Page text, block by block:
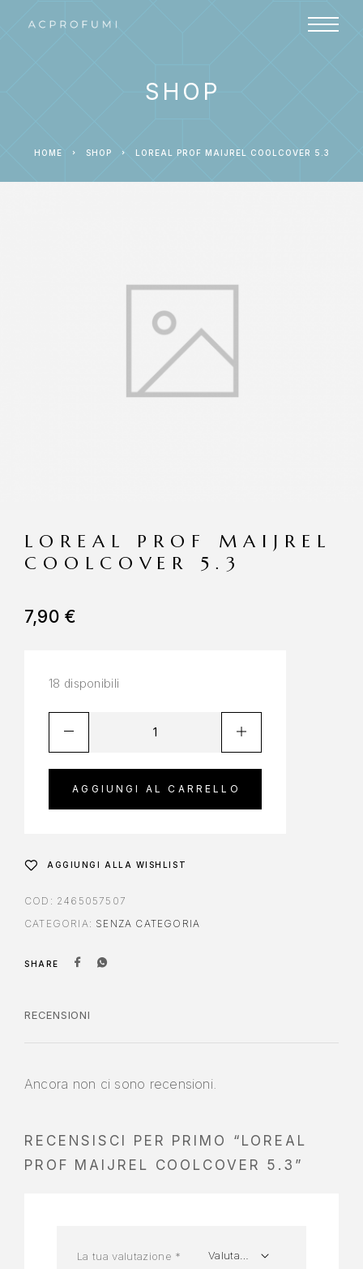
SHOP
HOME SHOP LOREAL PROF MAIJREL COOLCOVER 5.3
LOREAL PROF MAIJREL
COOLCOVER 5.3
7,90€
18 disponibili
AGGIUNGI AL CARRELLO
AGGIUNGI ALLA WISHLIST
COD: 2465057507
CATEGORIA: SENZA CATEGORIA
SHARE
RECENSIONI
Ancora non ci sono recensioni.
RECENSISCI PER PRIMO “LOREAL
PROF MAIJREL COOLCOVER 5.3”
La tua valutazione *